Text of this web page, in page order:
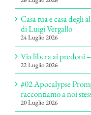
Casa tua e casa degli
di Luigi Vergallo
24 Luglio 2026
Via libera ai predoni
22 Luglio 2026
#02 Apocalypse
raccontiamo a noi
20 Luglio 2026